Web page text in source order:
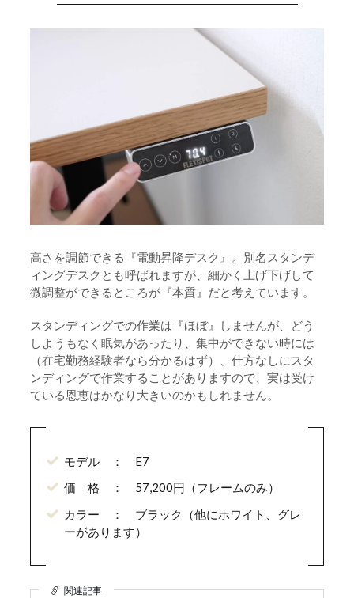
ミラー｜ACTUS 卓上ミラー
壁面ミラー｜IKEA ブスクボー
オブジェ｜Hononari キャンドルライト
高さを調節できる『電動昇降デスク』。別名スタンデ
ィングデスクとも呼ばれますが、細かく上げ下げして
微調整ができるところが『本質』だと考えています。
スタンディングでの作業は『ほぼ』しませんが、どう
しようもなく眠気があったり、集中ができない時には
（在宅勤務経験者なら分かるはず）、仕方なしにスタ
ンディングで作業することがありますので、実は受け
ている恩恵はかなり大きいのかもしれません。
モデル ： E7
価 格 ： 57,200円（フレームのみ）
カラー ： ブラック（他にホワイト、グレ
ーがあります）
関連記事